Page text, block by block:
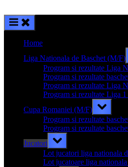
Home
Liga Nationala de Baschet (M/F)
Program si rezultate Liga
Program si rezultate
Program si rezultate Liga
Program si rezultate Liga
Cupa Romaniei (M/F)
Toggle
sub-
menu
Program si rezultate
Program si rezultate
Jucatori
Toggle
sub-
menu
Lot jucatori liga nationala
Lot jucatoare liga